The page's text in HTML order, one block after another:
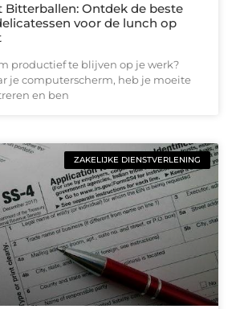
Bitterballen: Ontdek de beste
voor de lunch op
productief te blijven op je werk?
je computerscherm, heb je moeite
en ben
ZAKELIJKE DIENSTVERLENING